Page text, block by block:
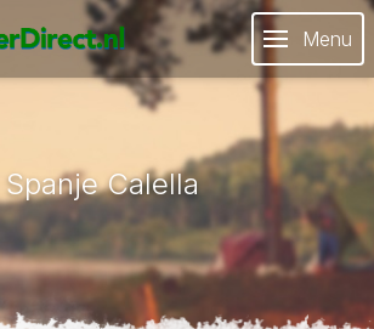
Menu
Spanje Calella